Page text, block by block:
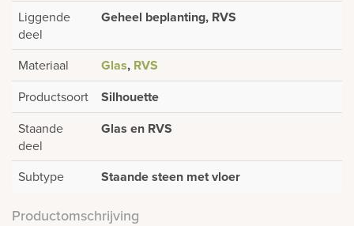
Liggende
deel
Geheel beplanting, RVS
Materiaal Glas, RVS
Productsoort Silhouette
Staande
deel
Glas en RVS
Subtype Staande steen met vloer
Productomschrijving